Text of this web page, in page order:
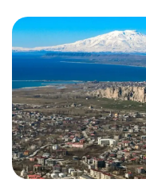
HAKKARİ
HATAY
IĞDIR
ISPARTA
KAHRAMANMARAŞ